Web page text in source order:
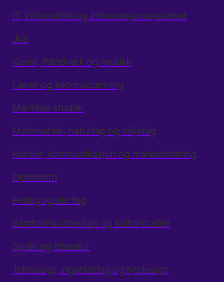
IT, informatikk og informasjonssystemer
Jus
Kunst, håndverk og musikk
Lærer og lektorutdanning
Maritime studier
Matematikk, naturfag og miljøfag
Medier, kommunikasjon og markedsføring
Optometri
Pedagogiske fag
Samfunnsvitenskap og kulturstudier
Språk og litteratur
Teknologi, ingeniørfag og lysdesign